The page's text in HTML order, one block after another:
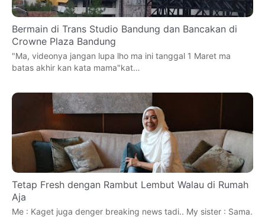
Bermain di Trans Studio Bandung dan Bancakan di
Crowne Plaza Bandung
"Ma, videonya jangan lupa lho ma ini tanggal 1 Maret ma
batas akhir kan kata mama"kat…
Tetap Fresh dengan Rambut Lembut Walau di Rumah
Aja
Me : Kaget juga denger breaking news tadi.. My sister : Sama.